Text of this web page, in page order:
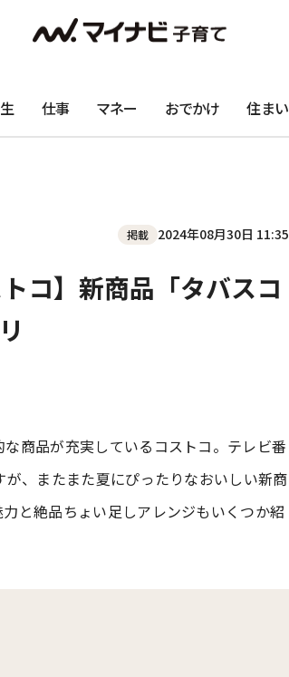
仕事 マネー おでかけ 住まい
掲載 2024年08月30日 11:35
コ】新商品「タバスコ
商品が充実しているコストコ。テレビ番
、またまた夏にぴったりなおいしい新商
と絶品ちょい足しアレンジもいくつか紹